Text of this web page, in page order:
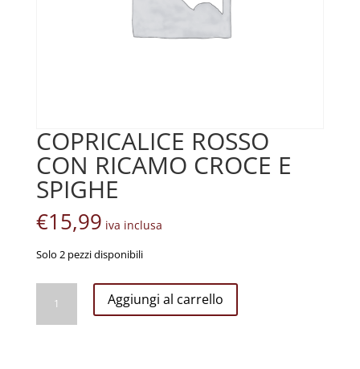
COPRICALICE ROSSO
CON RICAMO CROCE E
SPIGHE
€15,99 iva inclusa
Solo 2 pezzi disponibili
ROSSO
CON
Aggiungi al carrello